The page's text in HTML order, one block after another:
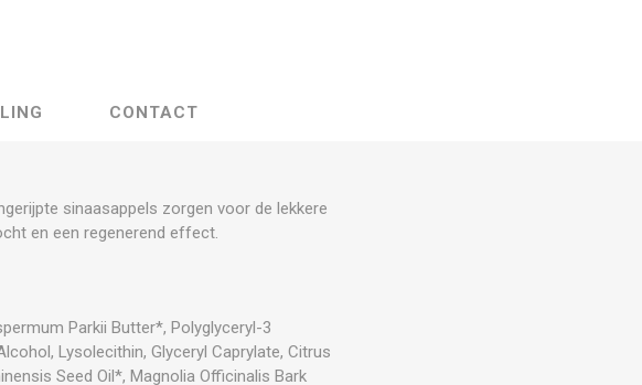
CONTACT
sinaasappels zorgen voor de lekkere
en een regenerend effect.
Parkii Butter*, Polyglyceryl-3
Lysolecithin, Glyceryl Caprylate, Citrus
Seed Oil*, Magnolia Officinalis Bark